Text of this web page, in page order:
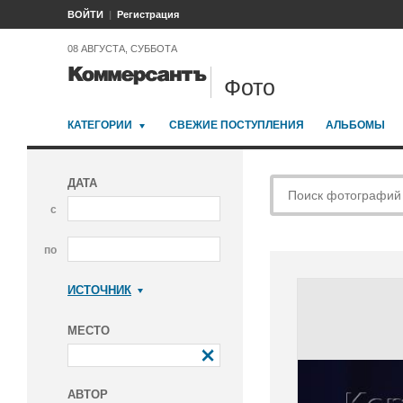
ВОЙТИ Регистрация
08 АВГУСТА, СУББОТА
Фото
КАТЕГОРИИ СВЕЖИЕ ПОСТУПЛЕНИЯ АЛЬБОМЫ
ДАТА
с
по
ИСТОЧНИК
МЕСТО
АВТОР